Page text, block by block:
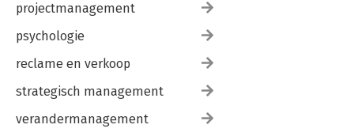
projectmanagement
psychologie
reclame en verkoop
strategisch management
verandermanagement